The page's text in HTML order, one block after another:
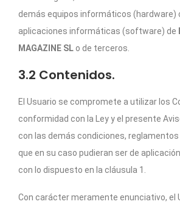
demás equipos informáticos (hardware)
aplicaciones informáticas (software) de
MAGAZINE SL o de terceros.
3.2 Contenidos.
El Usuario se compromete a utilizar los
conformidad con la Ley y el presente
con las demás condiciones,
que en su caso pudieran ser de
con lo dispuesto en la cláusula 1.
Con carácter meramente enunciativo, el